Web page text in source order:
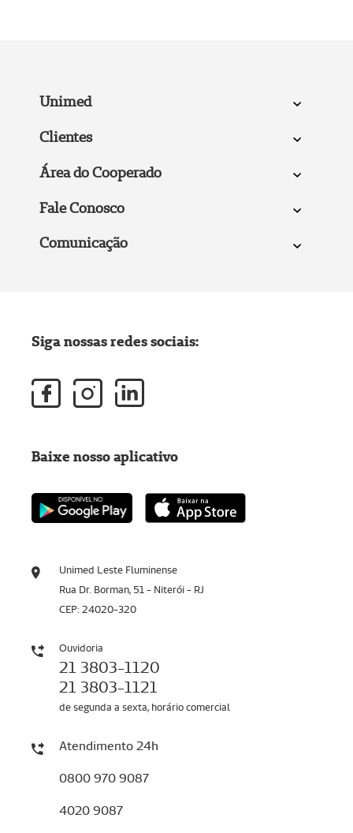
Unimed
Clientes
Área do Cooperado
Fale Conosco
Comunicação
Unimed Leste Fluminense
Rua Dr. Borman, 51 - Niterói - RJ
CEP: 24020-320
Ouvidoria
21 3803-1120
21 3803-1121
de segunda a sexta, horário comercial
Atendimento 24h
0800 970 9087
4020 9087
Siga nossas redes sociais:
Baixe nosso aplicativo